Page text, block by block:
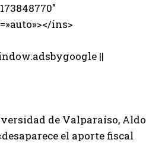
ins>
||
de Valparaíso, Aldo
el aporte fiscal